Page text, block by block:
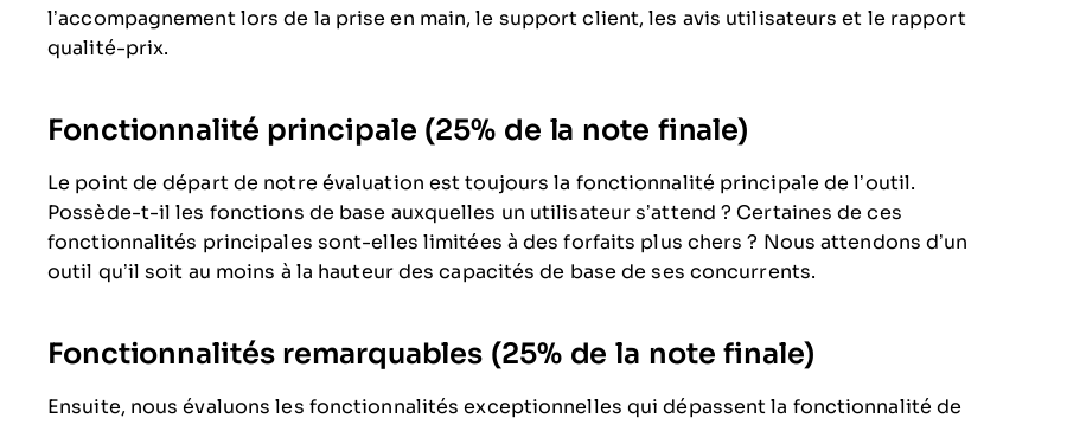
l’accompagnement lors de la prise en main, le support client, les avis utilisateurs et le rapport
qualité-prix.
Fonctionnalité principale (25% de la note finale)
Le point de départ de notre évaluation est toujours la fonctionnalité principale de l’outil.
Possède-t-il les fonctions de base auxquelles un utilisateur s’attend ? Certaines de ces
fonctionnalités principales sont-elles limitées à des forfaits plus chers ? Nous attendons d’un
outil qu’il soit au moins à la hauteur des capacités de base de ses concurrents.
Fonctionnalités remarquables (25% de la note finale)
Ensuite, nous évaluons les fonctionnalités exceptionnelles qui dépassent la fonctionnalité de